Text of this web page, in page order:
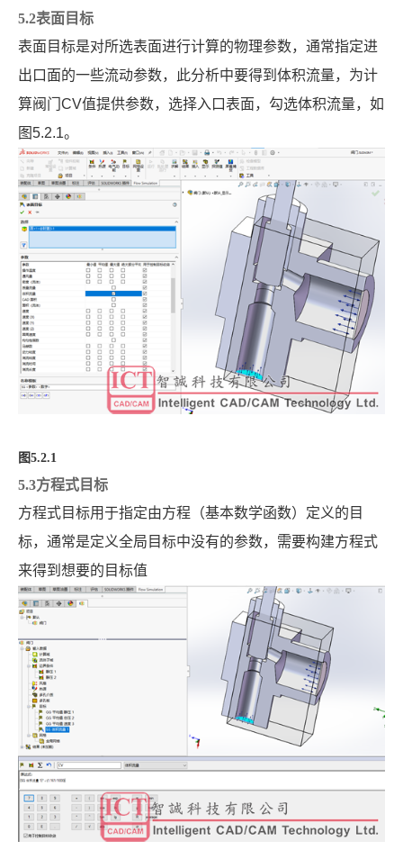
5.2表面目标
表面目标是对所选表面进行计算的物理参数，通常指定进
出口面的一些流动参数，此分析中要得到体积流量，为计
算阀门 CV值提供参数，选择入口表面，勾选体积流量，如
图5.2.1。
图5.2.1
5.3方程式目标
方程式目标用于指定由方程（基本数学函数）定义的目
标，通常是定义全局目标中没有的参数，需要构建方程式
来得到想要的目标值